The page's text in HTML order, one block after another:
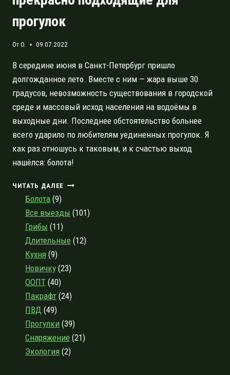
прогулок
ОтO. 09.07.2022
В середине июня в Санкт-Петербург пришло
долгожданное лето. Вместе с ним — жара выше 30
градусов, невозможность существования в городской
среде и массовый исход населения на водоёмы в
выходные дни. Последнее обстоятельство больнее
всего ударило по любителям уединенных прогулок. Я
как раз отношусь к таковым, и к счастью выход
нашёлся: болота!
ЧИТАТЬ ДАЛЕЕ
ТРИ
БОЛОТА
ОБЛАСТИ,
ПОДХОДЯЩИЕ
ДЛЯ
Болота (9)
Все выезды (101)
Грибы (11)
Длительные (12)
Кухня (9)
Новичку (23)
ООПТ (40)
Пакрафт (24)
ПВД (49)
Прогулки (39)
Снаряжение (21)
Экология (2)